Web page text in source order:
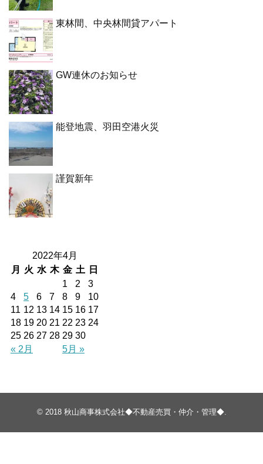
東林間、中央林間貸アパート
GW連休のお知らせ
能登地震、羽田空港火災
謹賀新年
2022年4月
月
火 水 木 金 土 日
« 2月 5月 »
1 2
3
4
5 6 7 8 9
10
11 12 13 14 15 16 17
18 19 20 21 22 23 24
25 26 27 28 29 30
© 2018 秋山商事株式会社◆不動産売買・仲介・管理◆.